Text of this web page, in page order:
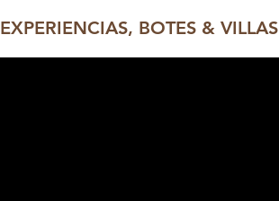
EXPERIENCIAS, BOTES & VILLAS